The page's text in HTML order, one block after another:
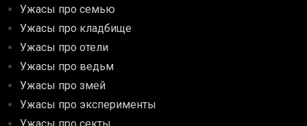
Ужасы про семью
Ужасы про кладбище
Ужасы про отели
Ужасы про ведьм
Ужасы про змей
Ужасы про эксперименты